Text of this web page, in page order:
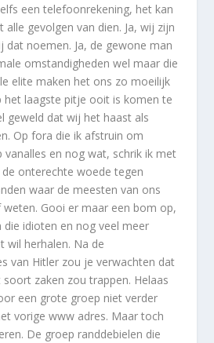
een telefoonrekening, het kan
gevolgen van dien. Ja, wij zijn
dat noemen. Ja, de gewone man
omstandigheden wel maar die
elite maken het ons zo moeilijk
het laagste pitje ooit is komen te
geweld dat wij het haast als
Op fora die ik afstruin om
vanalles en nog wat, schrik ik met
onterechte woede tegen
waar de meesten van ons
Gooi er maar een bom op,
die idioten en nog veel meer
wil herhalen. Na de
van Hitler zou je verwachten dat
zaken zou trappen. Helaas
een grote groep niet verder
vorige www adres. Maar toch
De groep randdebielen die